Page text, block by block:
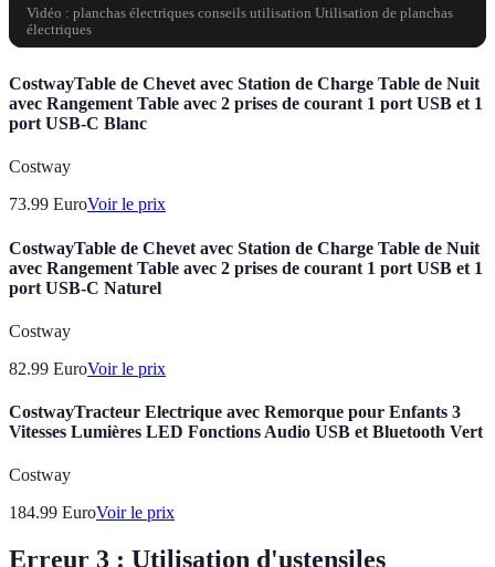
Vidéo : planchas électriques conseils utilisation Utilisation de planchas
électriques
CostwayTable de Chevet avec Station de Charge Table de Nuit
avec Rangement Table avec 2 prises de courant 1 port USB et 1
port USB-C Blanc
Costway
73.99 EuroVoir le prix
CostwayTable de Chevet avec Station de Charge Table de Nuit
avec Rangement Table avec 2 prises de courant 1 port USB et 1
port USB-C Naturel
Costway
82.99 EuroVoir le prix
CostwayTracteur Electrique avec Remorque pour Enfants 3
Vitesses Lumières LED Fonctions Audio USB et Bluetooth Vert
Costway
184.99 EuroVoir le prix
Erreur 3 : Utilisation d'ustensiles